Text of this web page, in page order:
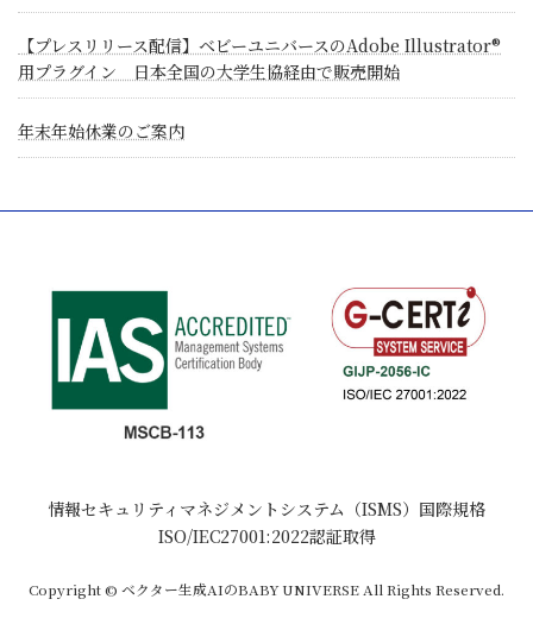
【プレスリリース配信】ベビーユニバースのAdobe Illustrator®
用プラグイン 日本全国の大学生協経由で販売開始
年末年始休業のご案内
情報セキュリティマネジメントシステム（ISMS）国際規格
ISO/IEC27001:2022認証取得
Copyright © ベクター生成AIのBABY UNIVERSE All Rights Reserved.